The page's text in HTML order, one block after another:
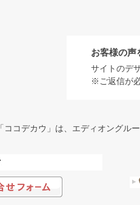
お客様の声
サイトのデ
※ご返信が
「ココデカウ」は、エディオングル